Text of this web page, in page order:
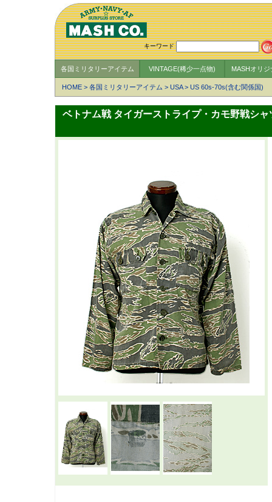
キーワード
各国ミリタリーアイテム VINTAGE(稀少一点物) MASHオリ
HOME > 各国ミリタリーアイテム > USA> US 60s-70s(含む関係国)
ベトナム戦 タイガーストライプ・カモ野戦シ